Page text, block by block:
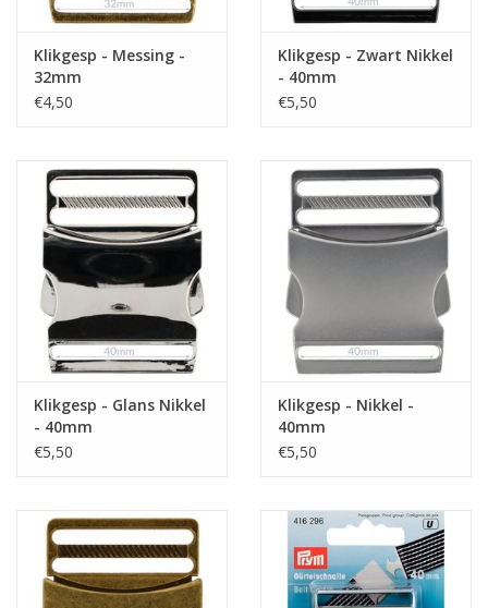
Klikgesp - Messing -
32mm
€4,50
Klikgesp - Zwart Nikkel
- 40mm
€5,50
Klikgesp - Glans Nikkel
- 40mm
€5,50
Klikgesp - Nikkel -
40mm
€5,50